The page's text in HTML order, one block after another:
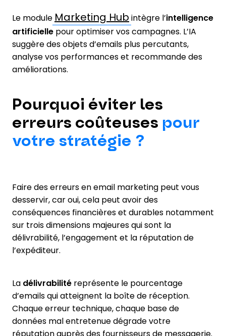
Le module Marketing Hub intègre l’intelligence
artificielle pour optimiser vos campagnes. L’IA
suggère des objets d’emails plus percutants,
analyse vos performances et recommande des
améliorations.
Pourquoi éviter les
erreurs coûteuses pour
votre stratégie ?
Faire des erreurs en email marketing peut vous
desservir, car oui, cela peut avoir des
conséquences financières et durables notamment
sur trois dimensions majeures qui sont la
délivrabilité, l’engagement et la réputation de
l’expéditeur.
La délivrabilité représente le pourcentage
d’emails qui atteignent la boîte de réception.
Chaque erreur technique, chaque base de
données mal entretenue dégrade votre
réputation auprès des fournisseurs de messagerie.